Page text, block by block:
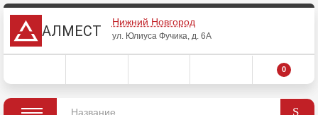
АЛМЕСТ
Нижний Новгород
ул. Юлиуса Фучика, д. 6А
0